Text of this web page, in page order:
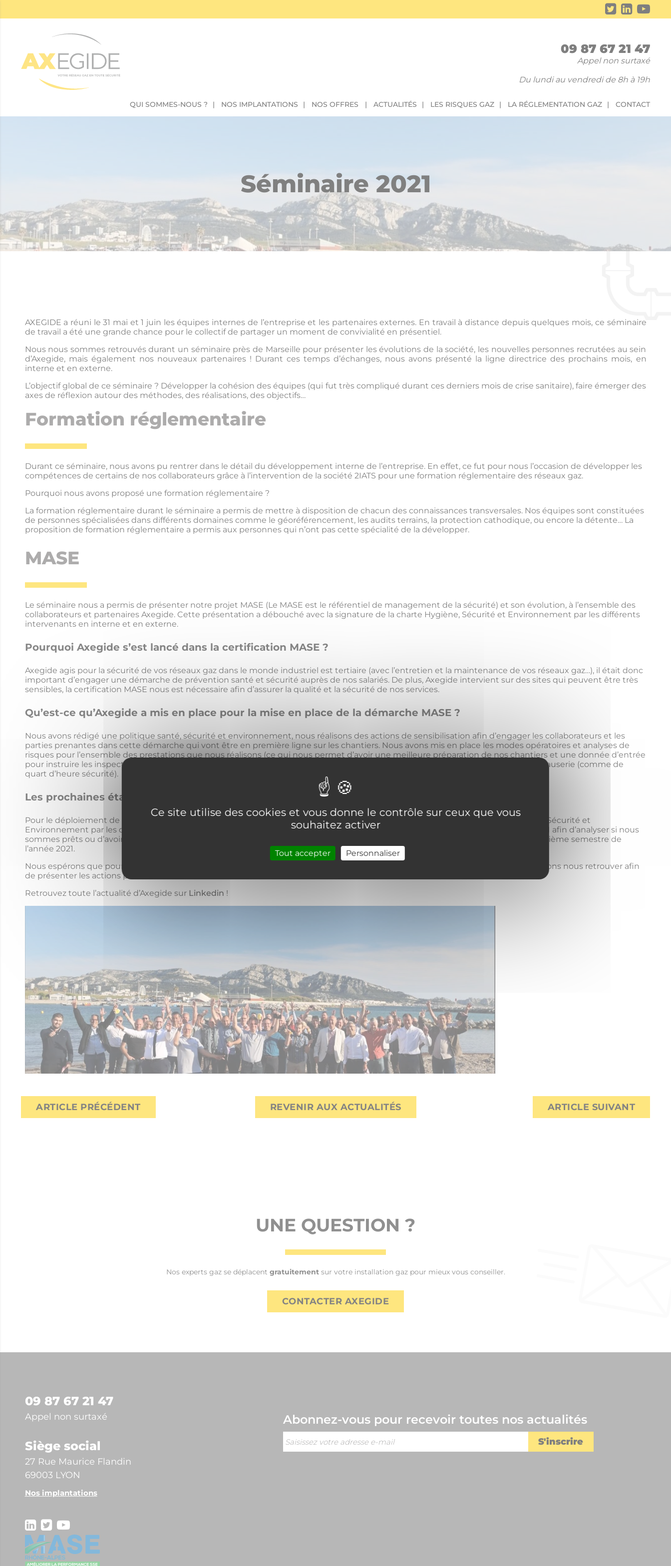
09 87 67 21 47
Appel non surtaxé
Du lundi au vendredi de 8h à 19h
QUI SOMMES-NOUS ? NOS IMPLANTATIONS NOS OFFRES ACTUALITÉS LES RISQUES GAZ LA RÉGLEMENTATION GAZ CONTACT
Séminaire 2021
AXEGIDE a réuni le 31 mai et 1 juin les équipes internes de l’entreprise et les partenaires externes. En travail à distance depuis quelques mois, ce séminaire
de travail a été une grande chance pour le collectif de partager un moment de convivialité en présentiel.
Nous nous sommes retrouvés durant un séminaire près de Marseille pour présenter les évolutions de la société, les nouvelles personnes recrutées au sein
d’Axegide, mais également nos nouveaux partenaires ! Durant ces temps d’échanges, nous avons présenté la ligne directrice des prochains mois, en
interne et en externe.
L’objectif global de ce séminaire ? Développer la cohésion des équipes (qui fut très compliqué durant ces derniers mois de crise sanitaire), faire émerger des
axes de réflexion autour des méthodes, des réalisations, des objectifs…
Formation réglementaire
Durant ce séminaire, nous avons pu rentrer dans le détail du développement interne de l’entreprise. En effet, ce fut pour nous l’occasion de développer les
compétences de certains de nos collaborateurs grâce à l’intervention de la société 2IATS pour une formation réglementaire des réseaux gaz.
Pourquoi nous avons proposé une formation réglementaire ?
La formation réglementaire durant le séminaire a permis de mettre à disposition de chacun des connaissances transversales. Nos équipes sont constituées
de personnes spécialisées dans différents domaines comme le géoréférencement, les audits terrains, la protection cathodique, ou encore la détente… La
proposition de formation réglementaire a permis aux personnes qui n’ont pas cette spécialité de la développer.
MASE
Le séminaire nous a permis de présenter notre projet MASE (Le MASE est le référentiel de management de la sécurité) et son évolution, à l’ensemble des
collaborateurs et partenaires Axegide. Cette présentation a débouché avec la signature de la charte Hygiène, Sécurité et Environnement par les différents
intervenants en interne et en externe.
Pourquoi Axegide s’est lancé dans la certification MASE ?
Axegide agis pour la sécurité de vos réseaux gaz dans le monde industriel est tertiaire (avec l’entretien et la maintenance de vos réseaux gaz…), il était donc
important d’engager une démarche de prévention santé et sécurité auprès de nos salariés. De plus, Axegide intervient sur des sites qui peuvent être très
sensibles, la certification MASE nous est nécessaire afin d’assurer la qualité et la sécurité de nos services.
Qu’est-ce qu’Axegide a mis en place pour la mise en place de la démarche MASE ?
Nous avons rédigé une politique santé, sécurité et environnement, nous réalisons des actions de sensibilisation afin d’engager les collaborateurs et les
parties prenantes dans cette démarche qui vont être en première ligne sur les chantiers. Nous avons mis en place les modes opératoires et analyses de
risques pour l’ensemble des prestations que nous réalisons (ce qui nous permet d’avoir une meilleure préparation de nos chantiers et une donnée d’entrée
pour instruire les inspections communes). Ensuite, nous avons également mis en place des outils classiques de mise en place de causerie (comme de
quart d’heure sécurité).
Les prochaines étapes pour l’obtention de la certification MASE
Pour le déploiement de la démarche, après avoir mis en place différentes actions et outils, puis après avoir signé la charte Hygiène, Sécurité et
Environnement par les différents intervenants en interne et en externe. Axegide souhaite réaliser un audit à blanc durant l’été 2021 afin d’analyser si nous
sommes prêts ou d’avoir les axes d’amélioration afin d’être près puis avec la dernière étape : un audit de certification durant le deuxième semestre de
l’année 2021.
Nous espérons que pour les fêtes de fin d’année nous aurons passé les différents caps de cette fin d’année 2021, et que nous pourrons nous retrouver afin
de présenter les actions pour l’année 2022.
Retrouvez toute l’actualité d’Axegide sur Linkedin !
ARTICLE PRÉCÉDENT REVENIR AUX ACTUALITÉS ARTICLE SUIVANT
UNE QUESTION ?
Nos experts gaz se déplacent gratuitementsur votre installation gaz pour mieux vous conseiller.
CONTACTER AXEGIDE
09 87 67 21 47
Appel non surtaxé
Siège social
27 Rue Maurice Flandin
69003 LYON
Nos implantations
Abonnez-vous pour recevoir toutes nos actualités
Ce site utilise des cookies et vous donne le contrôle sur ceux que vous
souhaitez activer
Tout accepter Personnaliser